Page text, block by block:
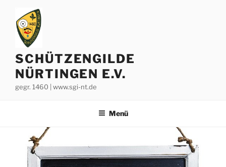
Inhalt
springen
SCHÜTZENGILDE
NÜRTINGEN E.V.
gegr. 1460 | www.sgi-nt.de
Menü